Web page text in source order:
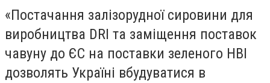
«Постачання залізорудної сировини для
виробництва DRI та заміщення поставок
чавуну до ЄС на поставки зеленого HBI
дозволять Україні вбудуватися в